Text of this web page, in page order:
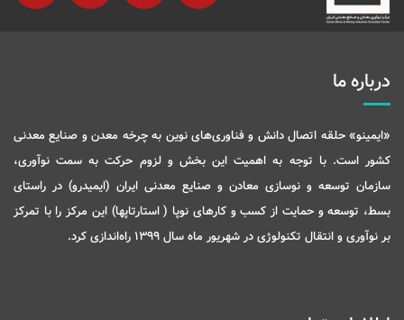
درباره ما
«ایمینو» حلقه اتصال دانش و فناوری‌های نوین به چرخه معدن و صنایع معدنی
کشور است. با توجه به اهمیت این بخش و لزوم حرکت به سمت نوآوری،
سازمان توسعه و نوسازی معادن و صنایع معدنی ایران (ایمیدرو) در راستای
بسط، توسعه و حمایت از کسب و کارهای نوپا ( استارتاپها) این مرکز را با تمرکز
بر نوآوری و انتقال تکنولوژی در شهریور ماه سال 1399 راه‌اندازی کرد.